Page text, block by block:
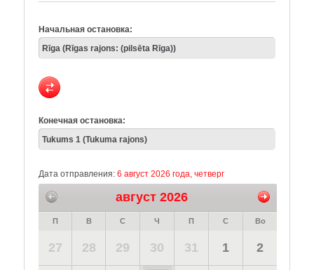
Начальная остановка:
Конечная остановка:
Дата отправления: 6 август 2026 года, четверг
август 2026
П В С Ч П С Во
27 28 29 30 31 1 2